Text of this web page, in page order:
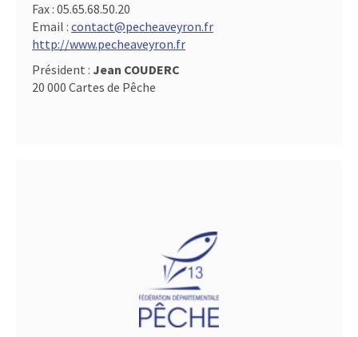
Fax : 05.65.68.50.20
Email : contact@pecheaveyron.fr
http://www.pecheaveyron.fr
Président : Jean COUDERC
20 000 Cartes de Pêche